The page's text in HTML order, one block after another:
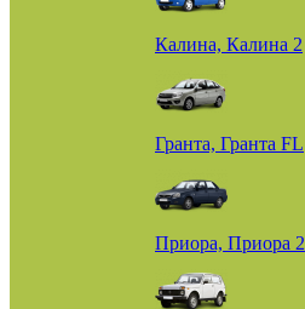
Калина, Калина 2
Гранта, Гранта FL
Приора, Приора 2